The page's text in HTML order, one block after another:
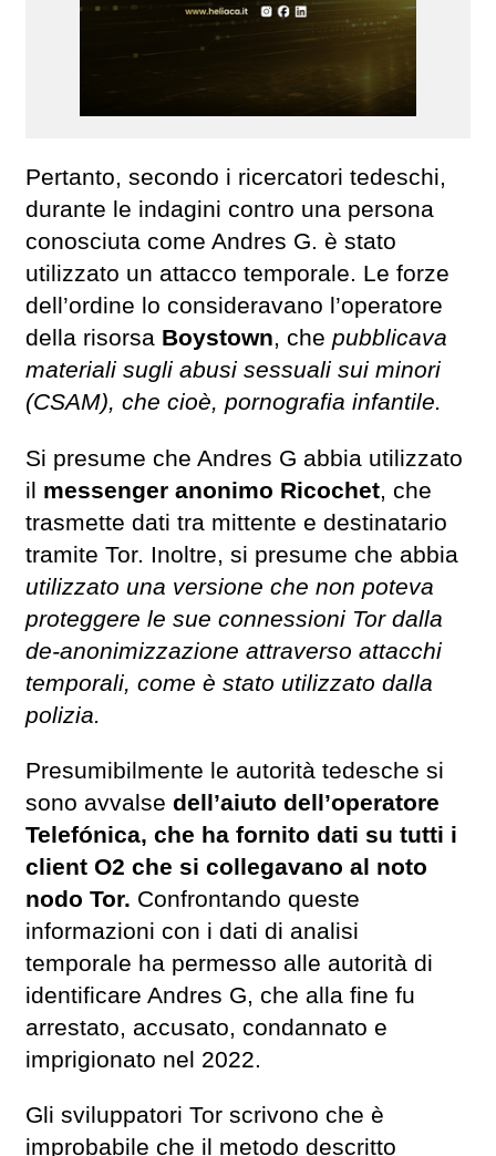
Pertanto, secondo i ricercatori tedeschi,
durante le indagini contro una persona
conosciuta come Andres G. è stato
utilizzato un attacco temporale. Le forze
dell’ordine lo consideravano l’operatore
della risorsa Boystown, che pubblicava
materiali sugli abusi sessuali sui minori
(CSAM), che cioè, pornografia infantile.
Si presume che Andres G abbia utilizzato
il messenger anonimo Ricochet, che
trasmette dati tra mittente e destinatario
tramite Tor. Inoltre, si presume che abbia
utilizzato una versione che non poteva
proteggere le sue connessioni Tor dalla
de-anonimizzazione attraverso attacchi
temporali, come è stato utilizzato dalla
polizia.
Presumibilmente le autorità tedesche si
sono avvalse dell’aiuto dell’operatore
Telefónica, che ha fornito dati su tutti i
client O2 che si collegavano al noto
nodo Tor. Confrontando queste
informazioni con i dati di analisi
temporale ha permesso alle autorità di
identificare Andres G, che alla fine fu
arrestato, accusato, condannato e
imprigionato nel 2022.
Gli sviluppatori Tor scrivono che è
improbabile che il metodo descritto